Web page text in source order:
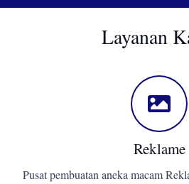
Layanan
Reklame
Pusat pembuatan aneka macam